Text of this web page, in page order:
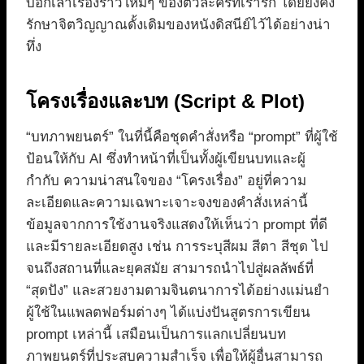
รักษาจิตวิญญาณดั้งเดิมของหนังดิสนีย์ไว้ได้อย่างน่า
ทึ่ง
โครงเรื่องและบท (Script & Plot)
“บทภาพยนตร์” ในที่นี้คือชุดคำสั่งหรือ “prompt” ที่ผู้ใช้
ป้อนให้กับ AI ซึ่งทำหน้าที่เป็นทั้งผู้เขียนบทและผู้
กำกับ ความน่าสนใจของ “โครงเรื่อง” อยู่ที่ความ
ละเอียดและความเฉพาะเจาะจงของคำสั่งเหล่านี้
ข้อมูลจากการใช้งานจริงแสดงให้เห็นว่า prompt ที่ดี
และมีรายละเอียดสูง เช่น การระบุสีผม สีตา สีชุด ไป
จนถึงสถานที่และยุคสมัย สามารถนำไปสู่ผลลัพธ์ที่
“สุดปัง” และสวยงามตามจินตนาการได้อย่างแม่นยำ
ผู้ใช้ในแพลตฟอร์มต่างๆ ได้แบ่งปันสูตรการเขียน
prompt เหล่านี้ เสมือนเป็นการแลกเปลี่ยนบท
ภาพยนตร์ที่ประสบความสำเร็จ เพื่อให้ผู้อื่นสามารถ